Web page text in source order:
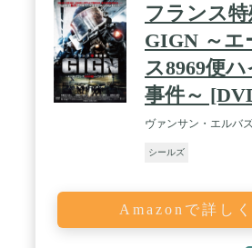
フランス
GIGN ～エ
ス8969便
事件～
ヴァンサン・エルバ
シールズ
Amazonで詳し